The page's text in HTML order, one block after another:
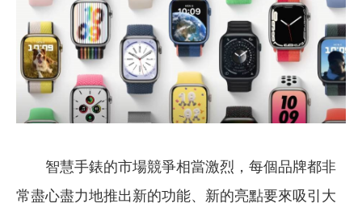
智慧手錶的市場競爭相當激烈，每個品牌都非
常盡心盡力地推出新的功能、新的亮點要來吸引大